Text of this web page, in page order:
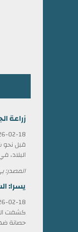
زراعة
02-18
قبل
البلاد،
يسرا:
02-18
كشفت
حصانة